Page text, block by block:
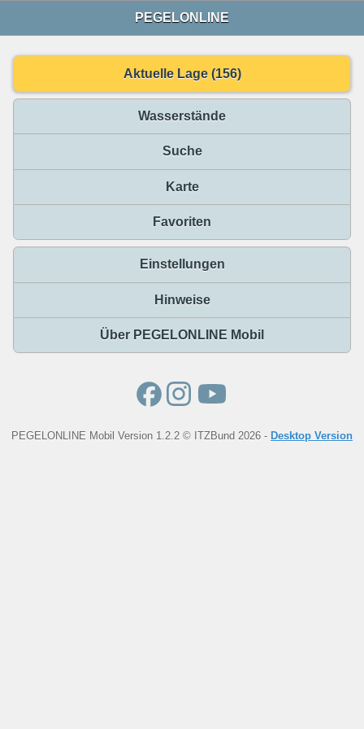
PEGELONLINE
Aktuelle Lage (156)
Wasserstände
Suche
Karte
Favoriten
Einstellungen
Hinweise
Über PEGELONLINE Mobil
PEGELONLINE Mobil Version 1.2.2 © ITZBund 2026 - Desktop Version